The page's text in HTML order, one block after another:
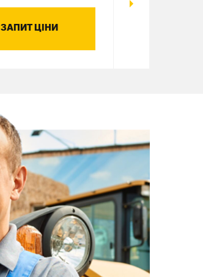
ЗАПИТ ЦІНИ